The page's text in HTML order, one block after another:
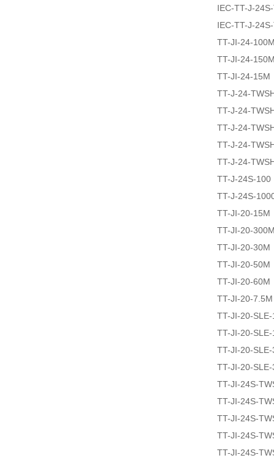
IEC-TT-J-
IEC-TT-J-
TT-JI-24-
TT-JI-24-
TT-JI-24-15M
TT-J-24-
TT-J-24-
TT-J-24-
TT-J-24-
TT-J-24-
TT-J-24S-100
TT-J-24S-
TT-JI-20-15M
TT-JI-20-
TT-JI-20-30M
TT-JI-20-50M
TT-JI-20-60M
TT-JI-20-7.5M
TT-JI-20-
TT-JI-20-
TT-JI-20-
TT-JI-20-
TT-JI-24S-
TT-JI-24S-
TT-JI-24S-
TT-JI-24S-
TT-JI-24S-